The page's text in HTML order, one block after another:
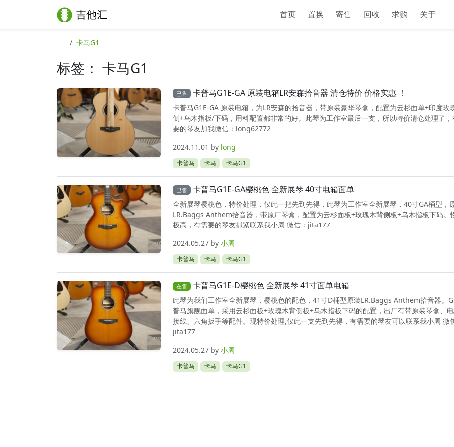
首页
置换 寄售 回收 求购
关于
卡马G1
标签： 卡马G1
已售 卡普马G1E-GA 原装电箱LR安森拾音器 清仓特价 价格实惠 ！
卡普马G1E-GA 原装电箱，为LR安森的拾音器，带原装豪华琴盒，配置为云杉面单+印度玫
侧+乌木指板/下码，用料配置都非常的好。此琴为工作室最后一支，所以特价清仓处理了，
要的琴友加我微信：long62772
2024.11.01 by long
卡普马 卡马 卡马G1
已售 卡普马G1E-GA樱桃色 全新展琴 40寸电箱面单
全新展琴樱桃色，特价处理，仅此一把先到先得，此琴为工作室全新展琴，40寸GA桶型，
LR.Baggs Anthem拾音器，带原厂琴盒，配置为云杉面板+玫瑰木背侧板+乌木指板下码。
极高，有需要的琴友抓紧联系我小周 微信：jita177
2024.05.27by 小周
卡普马 卡马 卡马G1
在售 卡普马G1E-D樱桃色 全新展琴 41寸面单电箱
此琴为我们工作室全新展琴，樱桃色的配色，41寸D桶型原装LR.Baggs Anthem拾音器。
普马旗舰面单，采用云杉面板+玫瑰木背侧板+乌木指板下码的配置，出厂有带原装琴盒、
接线、六角扳手等配件。现特价处理,仅此一支先到先得，有需要的琴友可以联系我小周 微
jita177
2024.05.27by 小周
卡普马 卡马 卡马G1